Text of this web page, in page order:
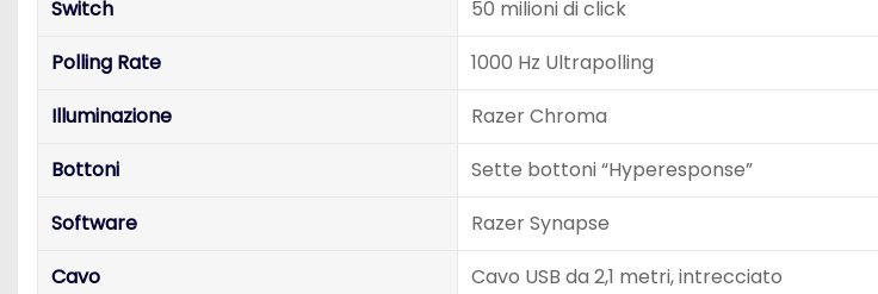
Switch
50 milioni di click
Polling Rate
1000 Hz Ultrapolling
Illuminazione
Razer Chroma
Bottoni
Sette bottoni “Hyperesponse”
Software
Razer Synapse
Cavo
Cavo USB da 2,1 metri, intrecciato